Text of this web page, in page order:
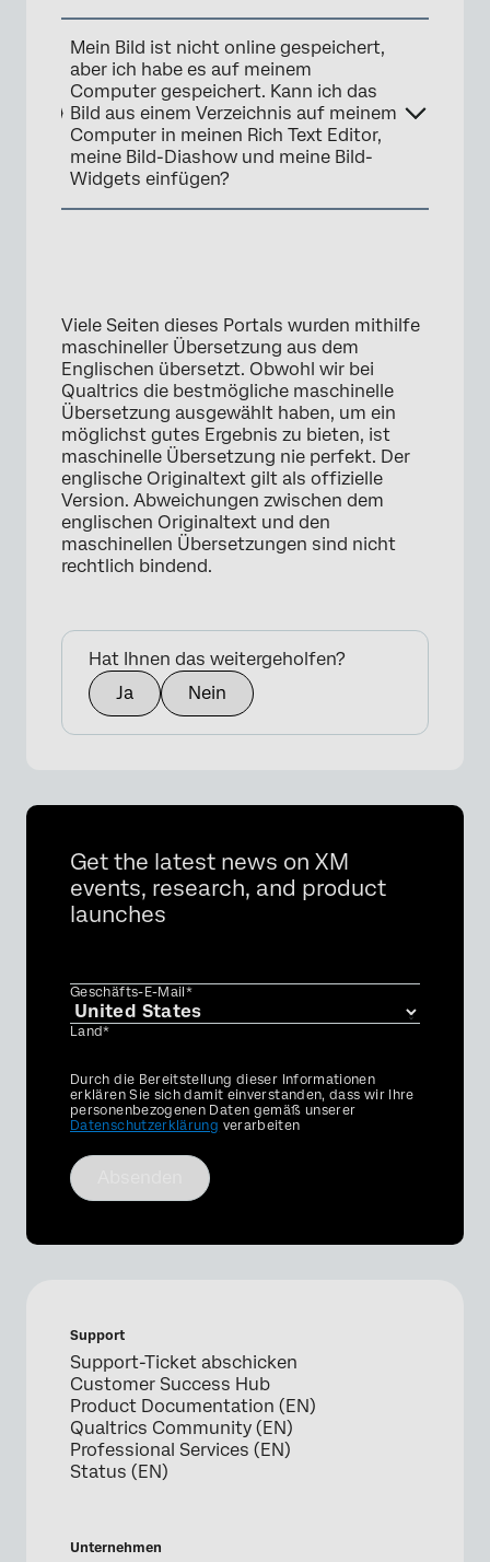
×
Mein Bild ist nicht online gespeichert,
aber ich habe es auf meinem
Computer gespeichert. Kann ich das
Bild aus einem Verzeichnis auf meinem
Computer in meinen Rich Text Editor,
meine Bild-Diashow und meine Bild-
Widgets einfügen?
Viele Seiten dieses Portals wurden mithilfe
maschineller Übersetzung aus dem
Englischen übersetzt. Obwohl wir bei
Qualtrics die bestmögliche maschinelle
Übersetzung ausgewählt haben, um ein
möglichst gutes Ergebnis zu bieten, ist
maschinelle Übersetzung nie perfekt. Der
englische Originaltext gilt als offizielle
Version. Abweichungen zwischen dem
englischen Originaltext und den
maschinellen Übersetzungen sind nicht
rechtlich bindend.
Hat Ihnen das weitergeholfen?
Ja
Nein
Get the latest news on XM
events, research, and product
launches
Geschäfts-E-Mail*
Land*
Privacy
Optin
Durch die Bereitstellung dieser Informationen
erklären Sie sich damit einverstanden, dass wir Ihre
personenbezogenen Daten gemäß unserer
Datenschutzerklärung verarbeiten
Support
Support-Ticket abschicken
Customer Success Hub
Product Documentation (EN)
Qualtrics Community (EN)
Professional Services (EN)
Status (EN)
Unternehmen